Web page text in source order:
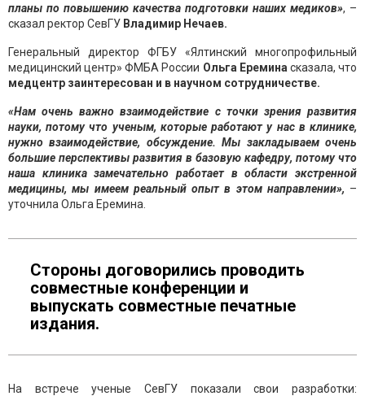
планы по повышению качества подготовки наших медиков», –
сказал ректор СевГУ Владимир Нечаев.
Генеральный директор ФГБУ «Ялтинский многопрофильный
медицинский центр» ФМБА России Ольга Еремина сказала, что
медцентр заинтересован и в научном сотрудничестве.
«Нам очень важно взаимодействие с точки зрения развития
науки, потому что ученым, которые работают у нас в клинике,
нужно взаимодействие, обсуждение. Мы закладываем очень
большие перспективы развития в базовую кафедру, потому что
наша клиника замечательно работает в области экстренной
медицины, мы имеем реальный опыт в этом направлении», –
уточнила Ольга Еремина.
Стороны договорились проводить
совместные конференции и
выпускать совместные печатные
издания.
На встрече ученые СевГУ показали свои разработки: